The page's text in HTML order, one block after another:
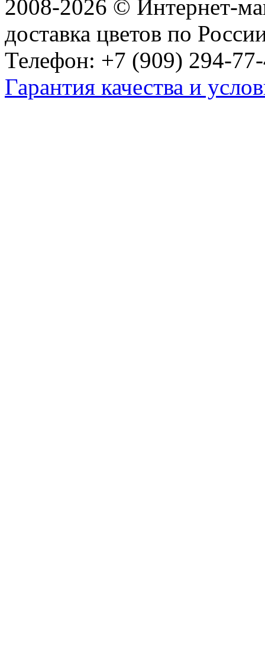
2008-2026 © Интернет-
доставка цветов по
Телефон: +7 (909) 294-
Гарантия качества и